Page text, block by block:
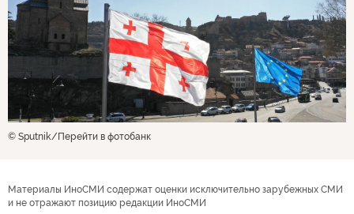
© Sputnik Перейти в фотобанк
Материалы ИноСМИ содержат оценки исключительно зарубежных СМИ
и не отражают позицию редакции ИноСМИ